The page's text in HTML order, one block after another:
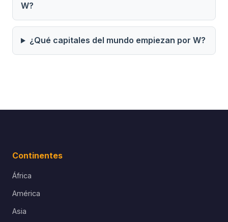
W?
¿Qué capitales del mundo empiezan por W?
Continentes
África
América
Asia